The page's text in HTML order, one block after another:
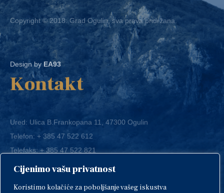
Cijenimo vašu privatnost
Koristimo kolačiće za poboljšanje vašeg iskustva
Copyright © 2018. Grad Ogulin, sva prava pridržana.
Design byEA93
Kontakt
Ured: Ulica B.Frankopana 11, 47300 Ogulin
Telefon:+ 385 47 522 612
Telefaks:+ 385 47 522 821
E-mail:grad-ogulin@ogulin.hr